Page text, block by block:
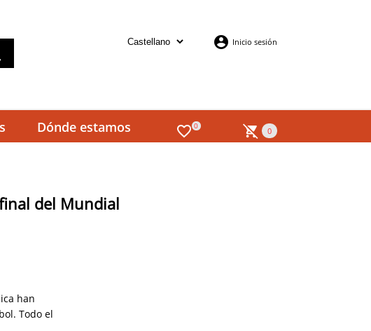
Inicio sesión
0 0
Dónde estamos
del Mundial
han
Todo el